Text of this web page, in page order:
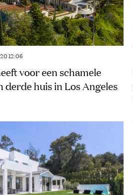
12:06
voor een schamele
derde huis in Los Angeles